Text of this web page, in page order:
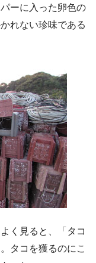
ーに入った卵色の
れない珍味である
く見ると、「タコ
タコを獲るのにこ